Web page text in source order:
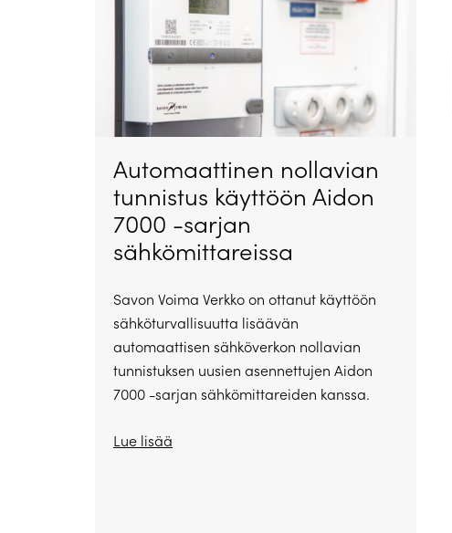
Automaattinen nollavian
tunnistus käyttöön Aidon
7000 -sarjan
sähkömittareissa
Savon Voima Verkko on ottanut käyttöön
sähköturvallisuutta lisäävän
automaattisen sähköverkon nollavian
tunnistuksen uusien asennettujen Aidon
7000 -sarjan sähkömittareiden kanssa.
Lue lisää